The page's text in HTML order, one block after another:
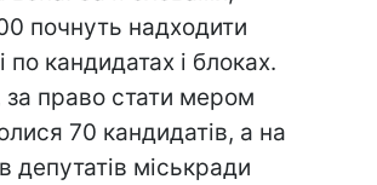
почнуть надходити
по кандидатах і блоках.
право стати мером
70 кандидатів, а на
депутатів міськради